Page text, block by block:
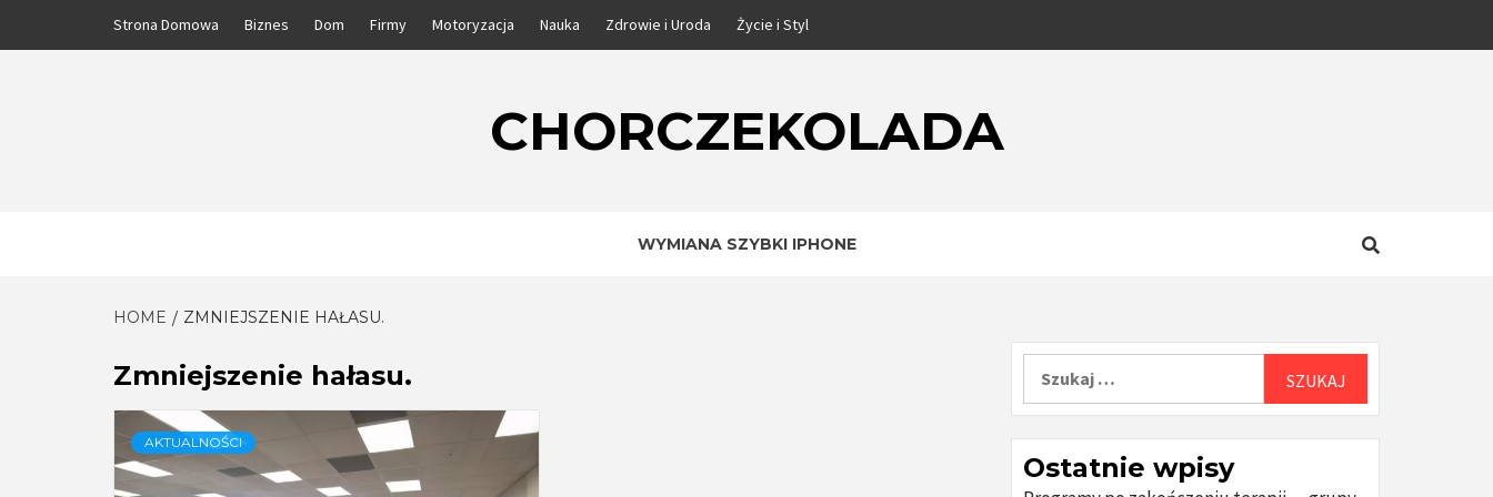
Strona Domowa Biznes Dom Firmy Motoryzacja Nauka Zdrowie i Uroda Życie i Styl
CHORCZEKOLADA
WYMIANA SZYBKI IPHONE
HOME ZMNIEJSZENIE HAŁASU.
Zmniejszenie hałasu.
AKTUALNOŚCI
Ostatnie wpisy